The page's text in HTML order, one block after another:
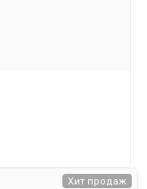
Хит продаж